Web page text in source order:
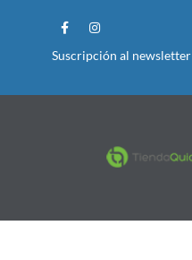
Suscripción al newsletter